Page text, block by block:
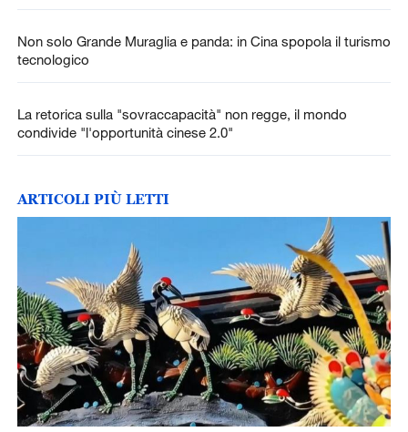
Non solo Grande Muraglia e panda: in Cina spopola il turismo
tecnologico
La retorica sulla "sovraccapacità" non regge, il mondo
condivide "l'opportunità cinese 2.0"
ARTICOLI PIÙ LETTI